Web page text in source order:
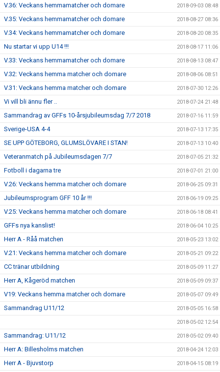
V.36: Veckans hemmamatcher och domare 2018-09-03 08:48
V.35: Veckans hemmamatcher och domare 2018-08-27 08:36
V.34: Veckans hemmamatcher och domare 2018-08-20 08:35
Nu startar vi upp U14 !!! 2018-08-17 11:06
V.33: Veckans hemmamatcher och domare 2018-08-13 08:47
V.32: Veckans hemma matcher och domare 2018-08-06 08:51
V.31: Veckans hemma matcher och domare 2018-07-30 12:26
Vi vill bli ännu fler .. 2018-07-24 21:48
Sammandrag av GFFs 10-årsjubileumsdag 7/7 2018 2018-07-16 11:59
Sverige-USA 4-4 2018-07-13 17:35
SE UPP GÖTEBORG, GLUMSLÖVARE I STAN! 2018-07-13 10:40
Veteranmatch på Jubileumsdagen 7/7 2018-07-05 21:32
Fotboll i dagarna tre 2018-07-01 21:00
V.26: Veckans hemma matcher och domare 2018-06-25 09:31
Jubileumsprogram GFF 10 år !!! 2018-06-19 09:25
V.25: Veckans hemma matcher och domare 2018-06-18 08:41
GFFs nya kanslist! 2018-06-04 10:25
Herr A - Råå matchen 2018-05-23 13:02
V.21: Veckans hemma matcher och domare 2018-05-21 09:22
CC tränar utbildning 2018-05-09 11:27
Herr A, Kågeröd matchen 2018-05-09 09:37
V19: Veckans hemma matcher och domare 2018-05-07 09:49
Sammandrag U11/12 2018-05-05 16:58
2018-05-02 12:54
Sammandrag: U11/12 2018-05-02 09:40
Herr A: Billesholms matchen 2018-04-24 12:03
Herr A - Bjuvstorp 2018-04-15 08:19